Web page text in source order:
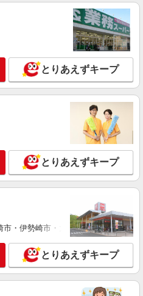
とりあえずキープ
とりあえずキープ
・伊勢崎市・太田市・館林市・藤
とりあえずキープ